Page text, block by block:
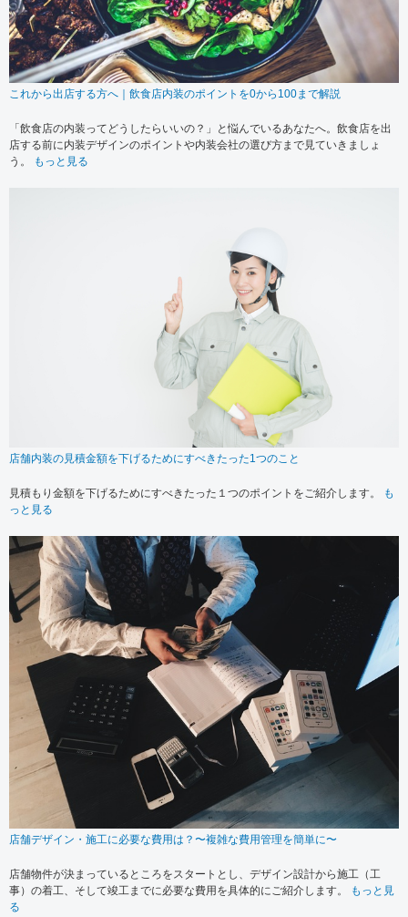
これから出店する方へ｜飲食店内装のポイントを0から100まで解説
「飲食店の内装ってどうしたらいいの？」と悩んでいるあなたへ。飲食店を出
店する前に内装デザインのポイントや内装会社の選び方まで見ていきましょ
う。
もっと見る
店舗内装の見積金額を下げるためにすべきたった1つのこと
見積もり金額を下げるためにすべきたった１つのポイントをご紹介します。
も
っと見る
店舗デザイン・施工に必要な費用は？〜複雑な費用管理を簡単に〜
店舗物件が決まっているところをスタートとし、デザイン設計から施工（工
事）の着工、そして竣工までに必要な費用を具体的にご紹介します。
もっと見
る